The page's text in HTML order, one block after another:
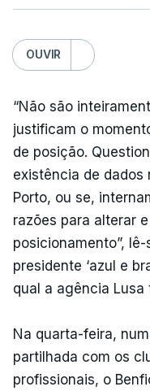
OUVIR
“Não são
justificam o
de posição.
existência de dados
Porto, ou se,
razões para alterar
posicionamento”,
presidente ‘azul e
qual a agência Lusa
Na quarta-feira,
partilhada com os
profissionais, o